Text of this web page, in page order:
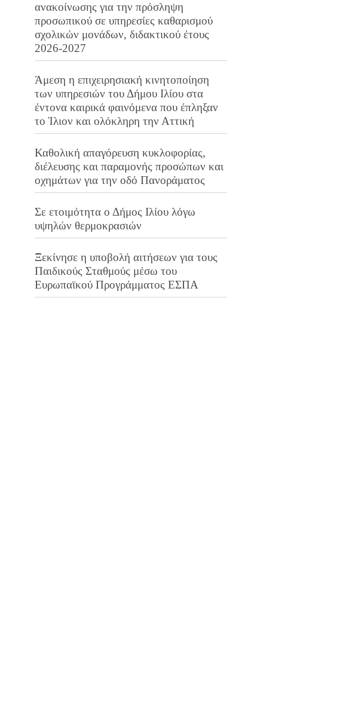
ανακοίνωσης για την πρόσληψη
προσωπικού σε υπηρεσίες καθαρισμού
σχολικών μονάδων, διδακτικού έτους
2026-2027
Άμεση η επιχειρησιακή κινητοποίηση
των υπηρεσιών του Δήμου Ιλίου στα
έντονα καιρικά φαινόμενα που έπληξαν
το Ίλιον και ολόκληρη την Αττική
Καθολική απαγόρευση κυκλοφορίας,
διέλευσης και παραμονής προσώπων και
οχημάτων για την οδό Πανοράματος
Σε ετοιμότητα ο Δήμος Ιλίου λόγω
υψηλών θερμοκρασιών
Ξεκίνησε η υποβολή αιτήσεων για τους
Παιδικούς Σταθμούς μέσω του
Ευρωπαϊκού Προγράμματος ΕΣΠΑ